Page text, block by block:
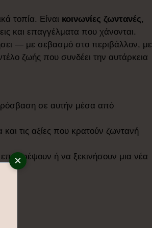
τοπία. Είναι κοινωνίες ζωντανές,
και επαγγέλματα που χάνονται.
— με σεβασμό στο περιβάλλον, με
ζωής που συνδέει την αυτάρκεια
σε αυτήν μέσα από
και τις αξίες που κρατούν ζωντανή
ή να ξεκινήσουν μια νέα
×